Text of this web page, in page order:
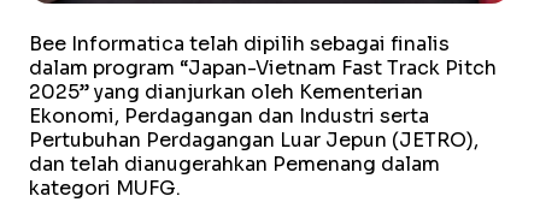
Bee Informatica telah dipilih sebagai finalis
dalam program “Japan-Vietnam Fast Track Pitch
2025” yang dianjurkan oleh Kementerian
Ekonomi, Perdagangan dan Industri serta
Pertubuhan Perdagangan Luar Jepun (JETRO),
dan telah dianugerahkan Pemenang dalam
kategori MUFG.